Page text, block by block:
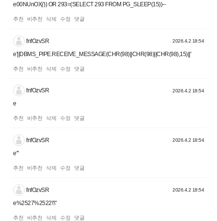
e00NUnOXj')) OR 293=(SELECT 293 FROM PG_SLEEP(15))--
추천 비추천 삭제 수정 댓글
fnfOzvSR 2026.4.2 18:54
e'||DBMS_PIPE.RECEIVE_MESSAGE(CHR(98)||CHR(98)||CHR(98),15)||'
추천 비추천 삭제 수정 댓글
fnfOzvSR 2026.4.2 18:54
e
추천 비추천 삭제 수정 댓글
fnfOzvSR 2026.4.2 18:54
e'"
추천 비추천 삭제 수정 댓글
fnfOzvSR 2026.4.2 18:54
e%2527%2522\'\"
추천 비추천 삭제 수정 댓글